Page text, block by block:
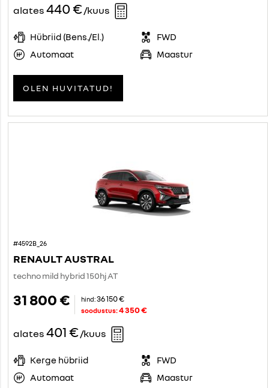
alates 440 €/kuus
Hübriid (Bens./El.)
FWD
Automaat
Maastur
OLEN HUVITATUD!
#4592B_26
RENAULT AUSTRAL
techno mild hybrid 150hj AT
31 800 € hind: 36 150 €
soodustus:4 350 €
alates 401 €/kuus
Kerge hübriid
FWD
Automaat
Maastur